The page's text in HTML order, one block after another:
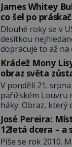
James Whitey
co šel po
Dlouhé roky se v
desítkou
dopracuje to až na
po Usámovi bin
2011). To je James
(1929–2018)
na 19 vraždách,
samozřejmě,
drogový dealer,
odstranit z cesty
zatímco […]
Krádež Mony
obraz světa
nezvěstný
V pondělí 21.
pařížském Louvru
háky. Obraz, který
svět, je pryč.
nemyslí, že jde o
Zaměstnanci jsou
Mona Lisa je jen v
José Pereira:
12letá dcera – a
vědí!
Píše se rok 2010.